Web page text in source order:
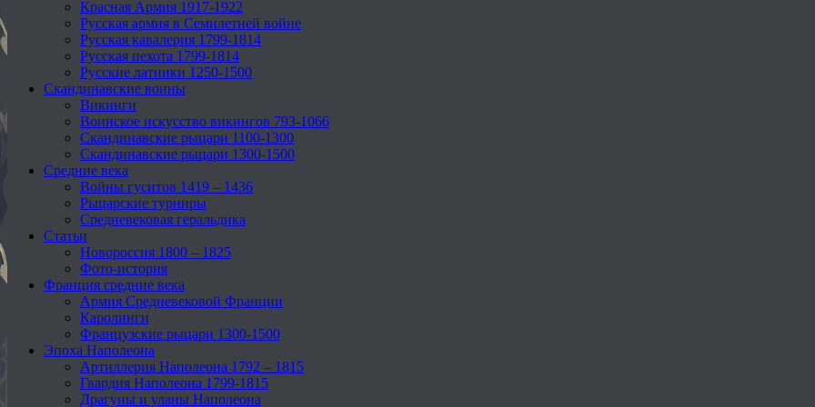
Красная Армия 1917-1922
Русская армия в Семилетней войне
Русская кавалерия 1799-1814
Русская пехота 1799-1814
Русские латники 1250-1500
Скандинавские воины
Викинги
Воинское искусство викингов 793-1066
Скандинавские рыцари 1100-1300
Скандинавские рыцари 1300-1500
Средние века
Войны гуситов 1419 – 1436
Рыцарские турниры
Средневековая геральдика
Статьи
Новороссия 1800 – 1825
Фото-история
Франция средние века
Армия Средневековой Франции
Каролинги
Французские рыцари 1300-1500
Эпоха Наполеона
Артиллерия Наполеона 1792 – 1815
Гвардия Наполеона 1799-1815
Драгуны и уланы Наполеона